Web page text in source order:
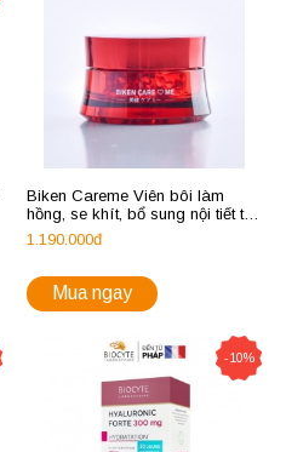
Biken Careme Viên bôi làm
hồng, se khít, bổ sung nội tiết tố
của Nhật Bản
1.190.000đ
Mua ngay
-10%